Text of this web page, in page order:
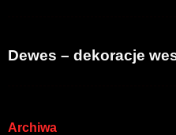
Dewes – dekoracje
Archiwa